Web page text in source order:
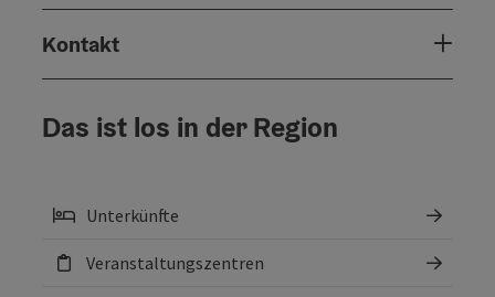
Kontakt
Das ist los in der Region
Unterkünfte
Veranstaltungszentren